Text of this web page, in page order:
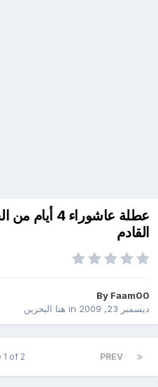
عطلة عاشوراء 4
القادم
ByFaam00
ديسمبر 23, 2009
in هنا البحرين
PREV
1 of 2